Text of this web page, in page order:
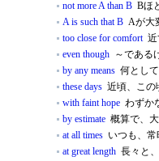
not more A than B Bほ
A is such that B Aが大
too close for comfort近
even though ～である
by any means 何とし
these days 近頃、この
with faint hope わずか
by estimate 概算で、
at all times いつも、常
at great length 長々と